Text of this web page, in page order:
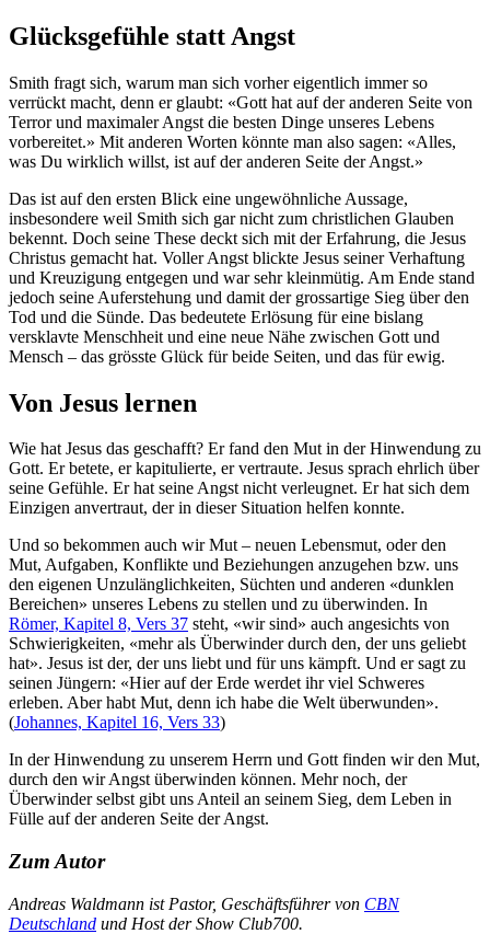
Glücksgefühle statt Angst
Smith fragt sich, warum man sich vorher eigentlich immer so
verrückt macht, denn er glaubt: «Gott hat auf der anderen Seite von
Terror und maximaler Angst die besten Dinge unseres Lebens
vorbereitet.» Mit anderen Worten könnte man also sagen: «Alles,
was Du wirklich willst, ist auf der anderen Seite der Angst.»
Das ist auf den ersten Blick eine ungewöhnliche Aussage,
insbesondere weil Smith sich gar nicht zum christlichen Glauben
bekennt. Doch seine These deckt sich mit der Erfahrung, die Jesus
Christus gemacht hat. Voller Angst blickte Jesus seiner Verhaftung
und Kreuzigung entgegen und war sehr kleinmütig. Am Ende stand
jedoch seine Auferstehung und damit der grossartige Sieg über den
Tod und die Sünde. Das bedeutete Erlösung für eine bislang
versklavte Menschheit und eine neue Nähe zwischen Gott und
Mensch – das grösste Glück für beide Seiten, und das für ewig.
Von Jesus lernen
Wie hat Jesus das geschafft? Er fand den Mut in der Hinwendung zu
Gott. Er betete, er kapitulierte, er vertraute. Jesus sprach ehrlich über
seine Gefühle. Er hat seine Angst nicht verleugnet. Er hat sich dem
Einzigen anvertraut, der in dieser Situation helfen konnte.
Und so bekommen auch wir Mut – neuen Lebensmut, oder den
Mut, Aufgaben, Konflikte und Beziehungen anzugehen bzw. uns
den eigenen Unzulänglichkeiten, Süchten und anderen «dunklen
Bereichen» unseres Lebens zu stellen und zu überwinden. In
Römer, Kapitel 8, Vers 37 steht, «wir sind» auch angesichts von
Schwierigkeiten, «mehr als Überwinder durch den, der uns geliebt
hat». Jesus ist der, der uns liebt und für uns kämpft. Und er sagt zu
seinen Jüngern: «Hier auf der Erde werdet ihr viel Schweres
erleben. Aber habt Mut, denn ich habe die Welt überwunden».
(Johannes, Kapitel 16, Vers 33)
In der Hinwendung zu unserem Herrn und Gott finden wir den Mut,
durch den wir Angst überwinden können. Mehr noch, der
Überwinder selbst gibt uns Anteil an seinem Sieg, dem Leben in
Fülle auf der anderen Seite der Angst.
Zum Autor
Andreas Waldmann ist Pastor, Geschäftsführer von CBN
Deutschland und Host der Show Club700.